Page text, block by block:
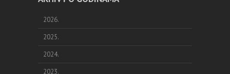
2026.
2025.
2024.
2023.